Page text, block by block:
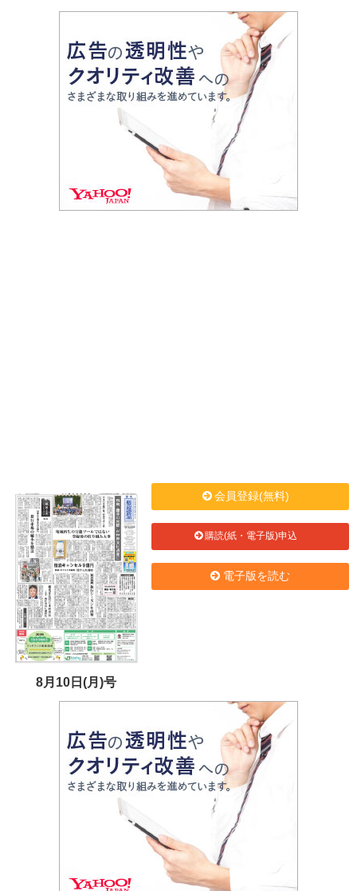
8月10日(月)号
会員登録(無料)
購読(紙・電子版)申込
電子版を読む